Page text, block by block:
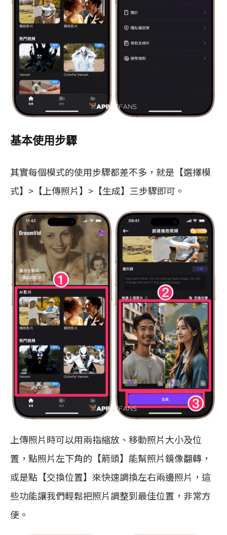
基本使用步驟
其實每個模式的使用步驟都差不多，就是【選擇模
式】>【上傳照片】>【生成】三步驟即可。
上傳照片時可以用兩指縮放、移動照片大小及位
置，點照片左下角的【箭頭】能幫照片鏡像翻轉，
或是點【交換位置】來快速調換左右兩邊照片，這
些功能讓我們輕鬆把照片調整到最佳位置，非常方
便。